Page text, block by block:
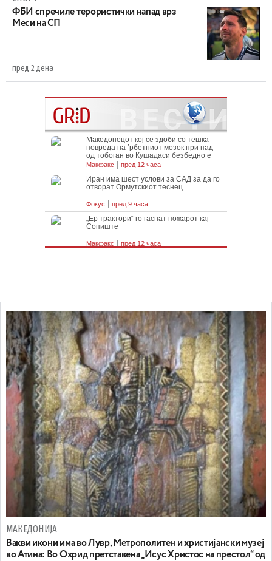
ФБИ спречиле терористички напад врз
Меси на СП
пред 2 дена
МАКЕДОНИЈА
Вакви икони има во Лувр, Метрополитен и христијански музеј
во Атина: Во Охрид претставена „Исус Христос на престол“ од